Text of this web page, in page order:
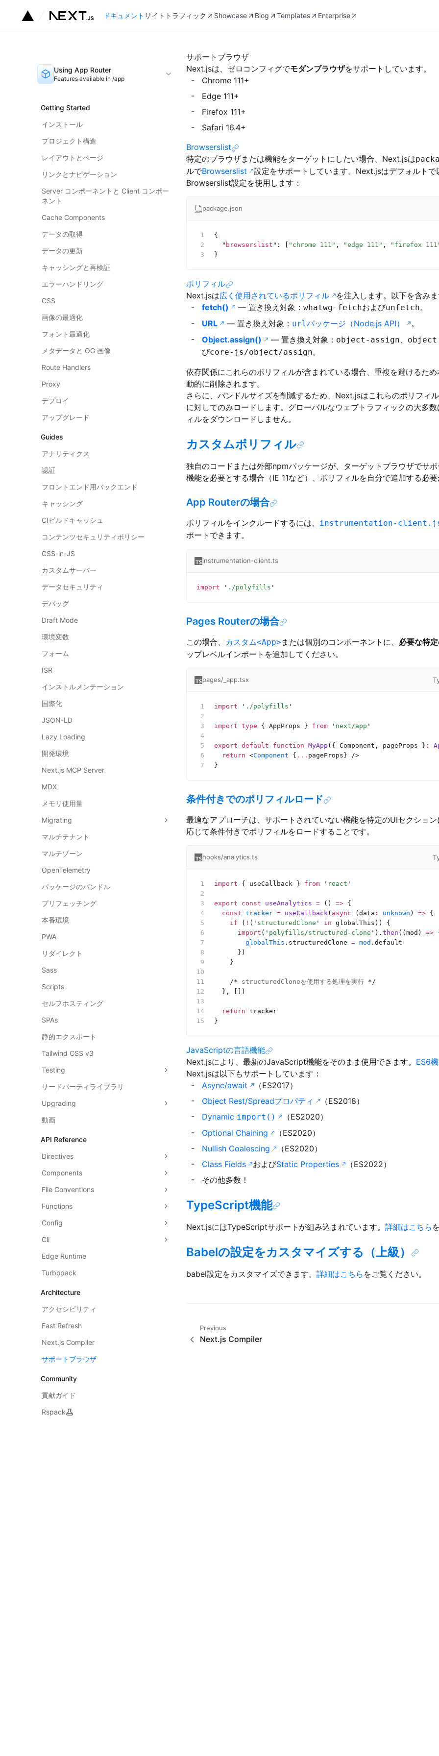
ドキュメントサイトトラフィック Showcase Blog Templates Enterprise
Using App Router
Features available in /app
Getting Started
インストール
プロジェクト構造
レイアウトとページ
リンクとナビゲーション
Server コンポーネントと Client コンポー
ネント
Cache Components
データの取得
データの更新
キャッシングと再検証
エラーハンドリング
CSS
画像の最適化
フォント最適化
メタデータと OG 画像
Route Handlers
Proxy
デプロイ
アップグレード
Guides
アナリティクス
認証
フロントエンド用バックエンド
キャッシング
CIビルドキャッシュ
コンテンツセキュリティポリシー
CSS-in-JS
カスタムサーバー
データセキュリティ
デバッグ
Draft Mode
環境変数
フォーム
ISR
インストルメンテーション
国際化
JSON-LD
Lazy Loading
開発環境
Next.js MCP Server
MDX
メモリ使用量
Migrating
マルチテナント
マルチゾーン
OpenTelemetry
パッケージのバンドル
プリフェッチング
本番環境
PWA
リダイレクト
Sass
Scripts
セルフホスティング
SPAs
静的エクスポート
Tailwind CSS v3
Testing
サードパーティライブラリ
Upgrading
動画
API Reference
Directives
Components
File Conventions
Functions
Config
Cli
Edge Runtime
Turbopack
Architecture
アクセシビリティ
Fast Refresh
Next.js Compiler
サポートブラウザ
Community
貢献ガイド
Rspack
サポートブラウザ
Next.jsは、ゼロコンフィグでモダンブラウザをサポートしています。
Chrome 111+
Edge 111+
Firefox 111+
Safari 16.4+
Browserslist
特定のブラウザまたは機能をターゲットにしたい場合、Next.jsは
ルでBrowserslist
設定をサポートしています。Next.jsはデフォルトで
Browserslist設定を使用します：
package.json
{
  "
browserslist " : "chrome 111" , "edge 111" , "firefox
}
ポリフィル
Next.jsは広く使用されているポリフィル
を注入します。以下を含みま
fetch()
— 置き換え対象： whatwg-fetchおよびunfetch。
URL
— 置き換え対象： urlパッケージ（Node.js API）
。
Object.assign()
— 置き換え対象： object-assign、
びcore-js/object/assign。
依存関係にこれらのポリフィルが含まれている場合、重複を避けるた
動的に削除されます。
さらに、バンドルサイズを削減するため、Next.jsはこれらのポリフィ
に対してのみロードします。グローバルなウェブトラフィックの大多
ィルをダウンロードしません。
カスタムポリフィル
独自のコードまたは外部npmパッケージが、ターゲットブラウザでサ
機能を必要とする場合（IE 11など）、ポリフィルを自分で追加する必要
App Routerの場合
ポリフィルをインクルードするには、 instrumentation-
ポートできます。
instrumentation-client.ts
import ' ./polyfills '
Pages Routerの場合
この場合、 カスタム<App> または個別のコンポーネントに、 必要な特
ップレベルインポートを追加してください。
pages/_app.tsx
import ' ./polyfills '
import type { AppProps } from ' next/app '
export default function MyApp ({ Component, pageProps } :
  return
<Component { ... pageProps} />
}
条件付きでのポリフィルロード
最適なアプローチは、サポートされていない機能を特定のUIセクショ
応じて条件付きでポリフィルをロードすることです。
hooks/analytics.ts
import { useCallback } from ' react '
export const useAnalytics = () => {
  const
tracker = useCallback( async (data : unknown ) => {
    if
( ! ( ' structuredClone ' in globalThis)) {
      import
( ' polyfills/structured-clone ' ). then ((mod) =>
        globalThis
.structuredClone = mod .default
      })
    }
    /*
structuredCloneを使用する処理を実行 */
  }, [])
  return
tracker
}
JavaScriptの言語機能
Next.jsにより、最新のJavaScript機能をそのまま使用できます。 ES6
Next.jsは以下もサポートしています：
Async/await
（ES2017）
Object Rest/Spreadプロパティ
（ES2018）
Dynamic import()
（ES2020）
Optional Chaining
（ES2020）
Nullish Coalescing
（ES2020）
Class Fields
およびStatic Properties
（ES2022）
その他多数！
TypeScript機能
Next.jsにはTypeScriptサポートが組み込まれています。 詳細はこちら
Babelの設定をカスタマイズする（上級）
babel設定をカスタマイズできます。 詳細はこちら をご覧ください。
Previous
Next.js Compiler